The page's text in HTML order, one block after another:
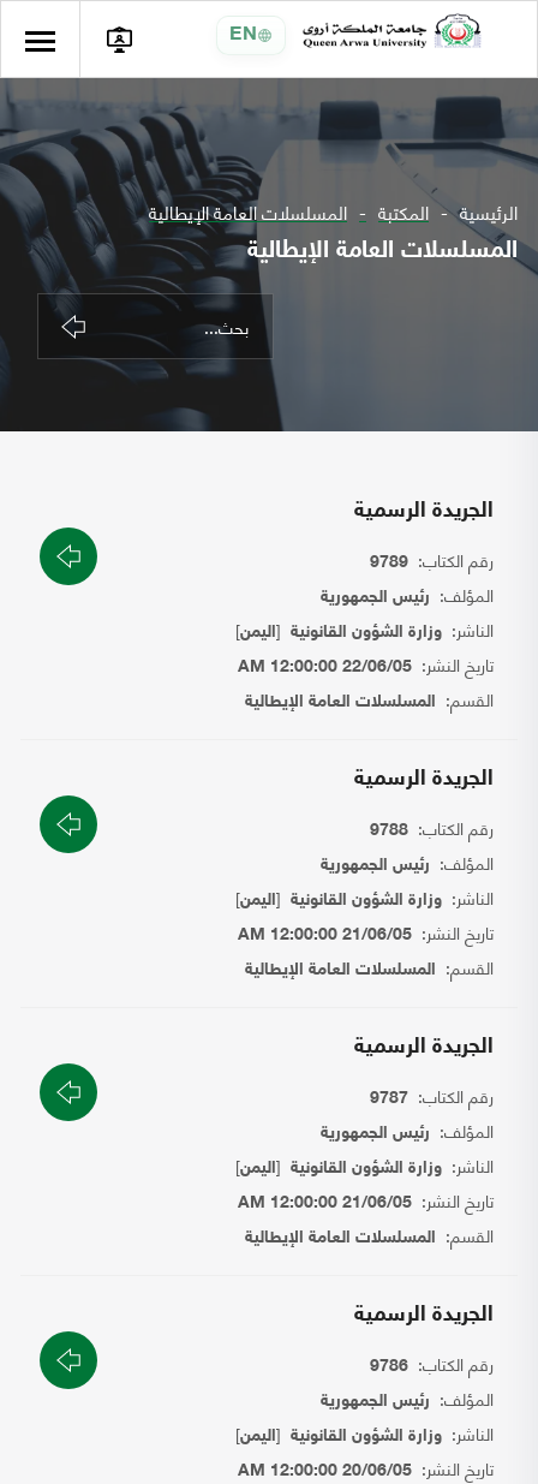
EN
الرئيسية المكتبة المسلسلات العامة الإيطالية
المسلسلات العامة الإيطالية
الجريدة الرسمية
رقم الكتاب: 9789
المؤلف: رئيس الجمهورية
الناشر: وزارة الشؤون القانونية [اليمن]
تاريخ النشر: 22/06/05 12:00:00 AM
القسم: المسلسلات العامة الإيطالية
الجريدة الرسمية
رقم الكتاب: 9788
المؤلف: رئيس الجمهورية
الناشر: وزارة الشؤون القانونية [اليمن]
تاريخ النشر: 21/06/05 12:00:00 AM
القسم: المسلسلات العامة الإيطالية
الجريدة الرسمية
رقم الكتاب: 9787
المؤلف: رئيس الجمهورية
الناشر: وزارة الشؤون القانونية [اليمن]
تاريخ النشر: 21/06/05 12:00:00 AM
القسم: المسلسلات العامة الإيطالية
الجريدة الرسمية
رقم الكتاب: 9786
المؤلف: رئيس الجمهورية
الناشر: وزارة الشؤون القانونية [اليمن]
تاريخ النشر: 20/06/05 12:00:00 AM